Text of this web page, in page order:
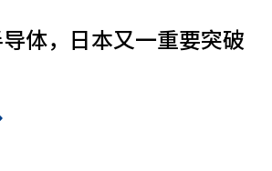
体，日本又一重要突破